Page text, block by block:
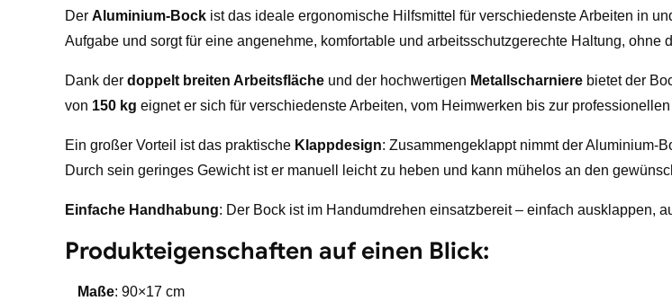
Der Aluminium-Bock ist das ideale ergonomische Hilfsmittel für verschiedenste Arbeiten in
Aufgabe und sorgt für eine angenehme, komfortable und arbeitsschutzgerechte Haltung, ohne
Dank der doppelt breiten Arbeitsfläche und der hochwertigen Metallscharniere bietet der
von 150 kg eignet er sich für verschiedenste Arbeiten, vom Heimwerken bis zur
Ein großer Vorteil ist das praktische Klappdesign: Zusammengeklappt nimmt der Aluminium-
Durch sein geringes Gewicht ist er manuell leicht zu heben und kann mühelos an den
Einfache Handhabung: Der Bock ist im Handumdrehen einsatzbereit – einfach ausklappen,
Produkteigenschaften auf einen Blick:
Maße: 90×17 cm